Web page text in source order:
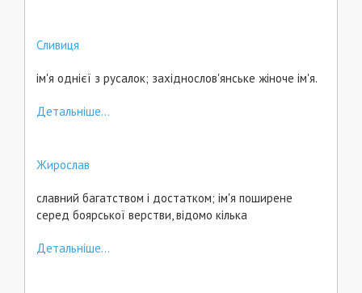
Сливиця
ім'я однієї з русалок; західнослов'янське жіноче ім'я.
Детальніше...
Жирослав
славний багатством і достатком; ім'я поширене
серед боярської верстви, відомо кілька
Детальніше...